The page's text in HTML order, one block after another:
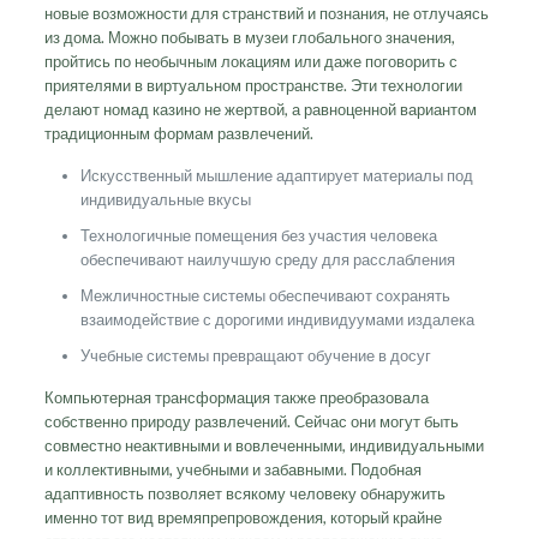
новые возможности для странствий и познания, не отлучаясь
из дома. Можно побывать в музеи глобального значения,
пройтись по необычным локациям или даже поговорить с
приятелями в виртуальном пространстве. Эти технологии
делают номад казино не жертвой, а равноценной вариантом
традиционным формам развлечений.
Искусственный мышление адаптирует материалы под
индивидуальные вкусы
Технологичные помещения без участия человека
обеспечивают наилучшую среду для расслабления
Межличностные системы обеспечивают сохранять
взаимодействие с дорогими индивидуумами издалека
Учебные системы превращают обучение в досуг
Компьютерная трансформация также преобразовала
собственно природу развлечений. Сейчас они могут быть
совместно неактивными и вовлеченными, индивидуальными
и коллективными, учебными и забавными. Подобная
адаптивность позволяет всякому человеку обнаружить
именно тот вид времяпрепровождения, который крайне